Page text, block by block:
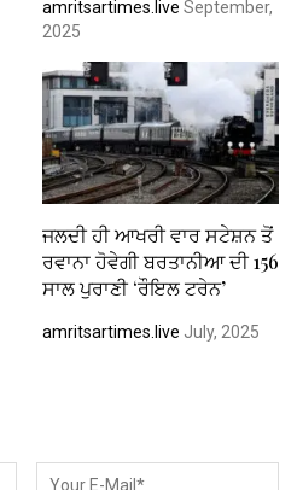
amritsartimes.live September,
2025
ਜਲਦੀ ਹੀ ਆਖਰੀ ਵਾਰ ਸਟੇਸ਼ਨ ਤੋਂ
ਰਵਾਨਾ ਹੋਵੇਗੀ ਬਰਤਾਨੀਆ ਦੀ 156
ਸਾਲ ਪੁਰਾਣੀ ‘ਰੌਇਲ ਟਰੇਨ’
amritsartimes.live July, 2025